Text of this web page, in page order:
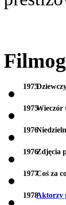
1975
1975Wieczór
1976
1976Zdjęcia
1977Coś za
1978Aktorzy